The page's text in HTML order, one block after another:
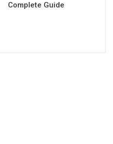
Complete Guide